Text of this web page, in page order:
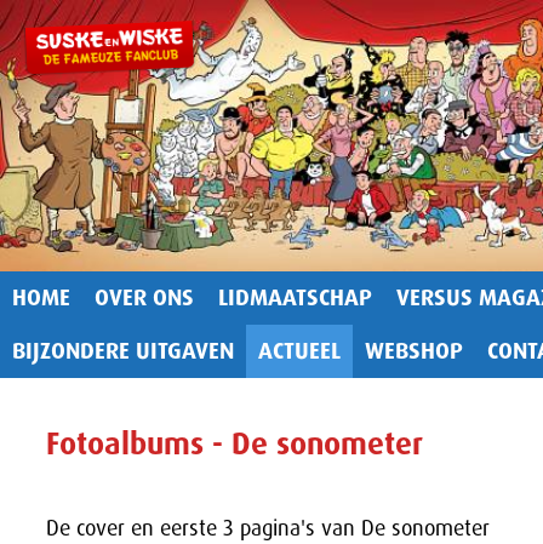
HOME OVER ONS LIDMAATSCHAP
VERSUS
BIJZONDERE UITGAVEN
ACTUEEL WEBSHOP
Fotoalbums - De sonometer
De cover en eerste 3 pagina's van De sonometer